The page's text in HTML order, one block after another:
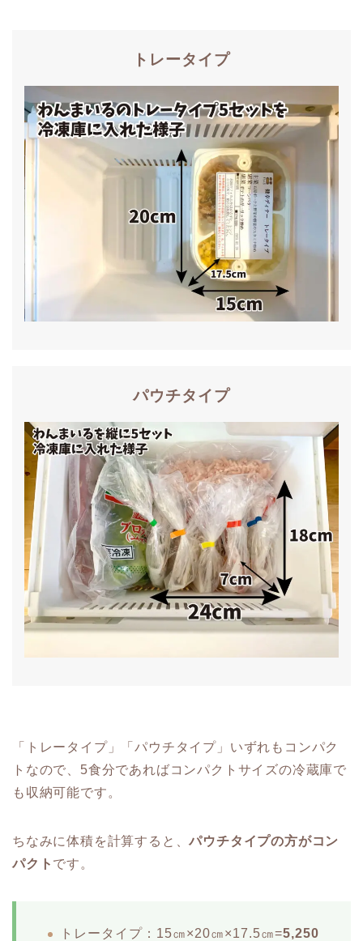
トレータイプ
パウチタイプ
「トレータイプ」「パウチタイプ」いずれもコンパク
トなので、5食分であればコンパクトサイズの冷蔵庫で
も収納可能です。
ちなみに体積を計算すると、パウチタイプの方がコン
パクト です。
トレータイプ：15㎝×20㎝×17.5㎝=5,250